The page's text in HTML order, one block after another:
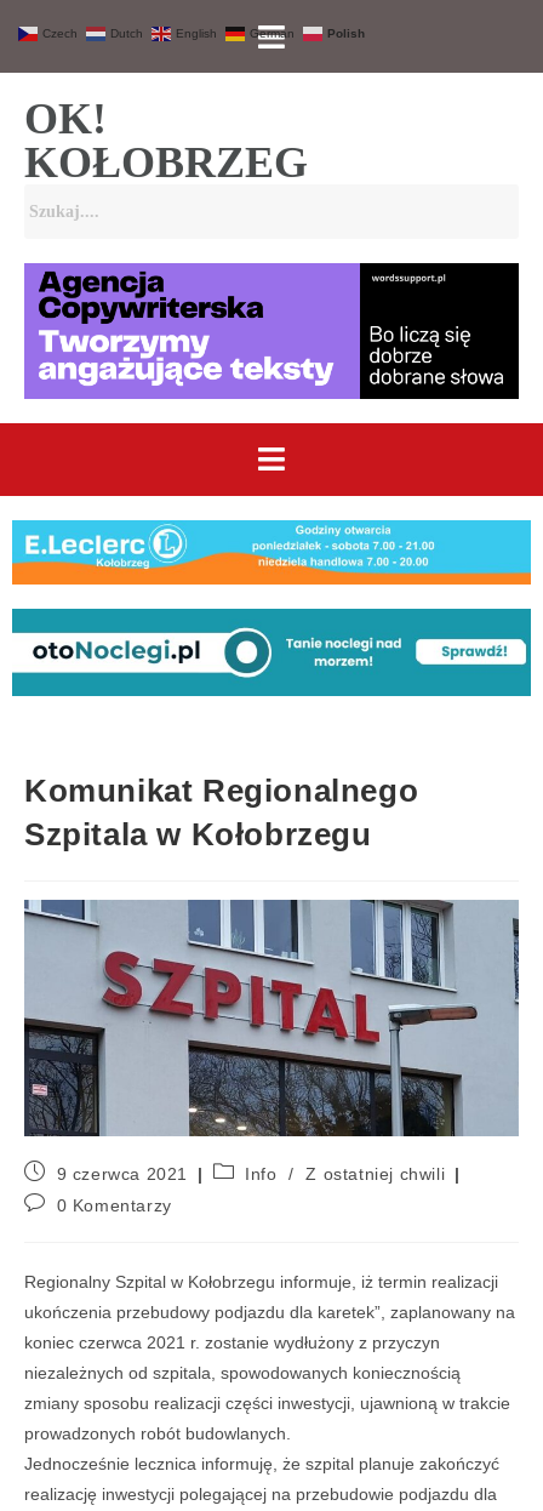
OK!
KOŁOBRZEG
Komunikat Regionalnego
Szpitala w Kołobrzegu
9 czerwca 2021 Info /
Z ostatniej chwili
0 Komentarzy
Regionalny Szpital w Kołobrzegu informuje, iż termin realizacji
ukończenia przebudowy podjazdu dla karetek”, zaplanowany na
koniec czerwca 2021 r. zostanie wydłużony z przyczyn
niezależnych od szpitala, spowodowanych koniecznością
zmiany sposobu realizacji części inwestycji, ujawnioną w trakcie
prowadzonych robót budowlanych.
Jednocześnie lecznica informuję, że szpital planuje zakończyć
realizację inwestycji polegającej na przebudowie podjazdu dla
Czech Dutch English German Polish